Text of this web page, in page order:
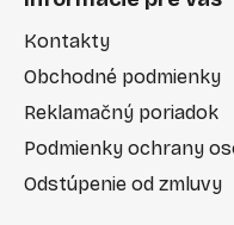
Kontakty
Obchodné podmienky
Reklamačný poriadok
Podmienky ochrany
Odstúpenie od zmluvy